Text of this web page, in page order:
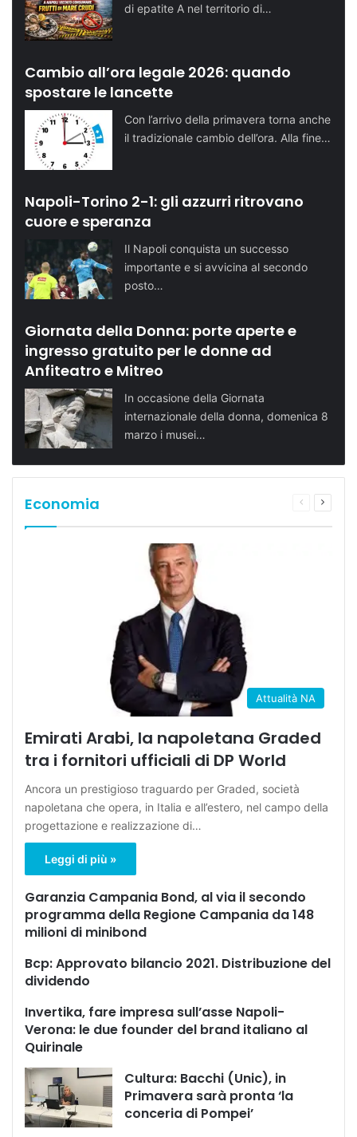
di epatite A nel territorio di…
Cambio all’ora legale 2026: quando
spostare le lancette
Con l’arrivo della primavera torna anche
il tradizionale cambio dell’ora. Alla fine…
Napoli-Torino 2-1: gli azzurri ritrovano
cuore e speranza
Il Napoli conquista un successo
importante e si avvicina al secondo
posto…
Giornata della Donna: porte aperte e
ingresso gratuito per le donne ad
Anfiteatro e Mitreo
In occasione della Giornata
internazionale della donna, domenica 8
marzo i musei…
Economia
Pagina
Attualità NA
Emirati Arabi, la napoletana Graded
tra i fornitori ufficiali di DP World
Ancora un prestigioso traguardo per Graded, società
napoletana che opera, in Italia e all’estero, nel campo della
progettazione e realizzazione di…
Leggi di più »
Garanzia Campania Bond, al via il secondo
programma della Regione Campania da 148
milioni di minibond
Bcp: Approvato bilancio 2021. Distribuzione del
dividendo
Invertika, fare impresa sull’asse Napoli-
Verona: le due founder del brand italiano al
Quirinale
Cultura: Bacchi (Unic), in
Primavera sarà pronta ‘la
conceria di Pompei’